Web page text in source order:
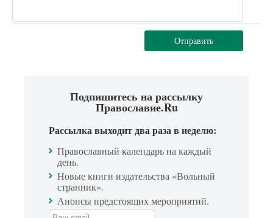
Отправить
Подпишитесь на рассылку
Православие.Ru
Рассылка выходит два раза в неделю:
Православный календарь на каждый
день.
Новые книги издательства «Вольный
странник».
Анонсы предстоящих мероприятий.